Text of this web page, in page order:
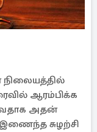
ஆரம்பிக்க
அதன்
சுழற்சி